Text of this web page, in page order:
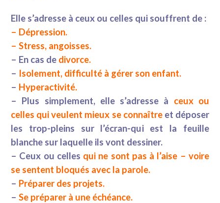
Elle s’adresse à ceux ou celles qui souffrent de :
– Dépression.
– Stress, angoisses.
– En cas de divorce.
– Isolement, difficulté à gérer son enfant.
– Hyperactivité.
– Plus simplement, elle s’adresse à ceux ou
celles qui veulent mieux se connaître et déposer
les trop-pleins sur l’écran-qui est la feuille
blanche sur laquelle ils vont dessiner.
– Ceux ou celles qui ne sont pas à l’aise – voire
se sentent bloqués avec la parole.
– Préparer des projets.
– Se préparer à une échéance.